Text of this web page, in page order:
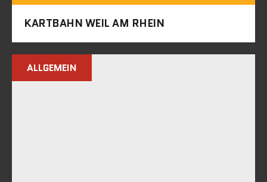
KARTBAHN WEIL AM RHEIN
ALLGEMEIN